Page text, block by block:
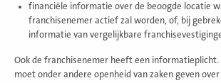
financiële informatie over de beoogde locatie
franchisenemer actief zal worden, of, bij
informatie van vergelijkbare
Ook de franchisenemer heeft een
moet onder andere openheid van zaken geven